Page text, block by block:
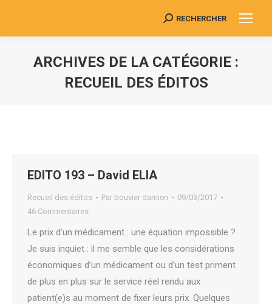
Search:
RECHERCHER
ARCHIVES DE LA CATÉGORIE :
RECUEIL DES ÉDITOS
EDITO 193 – David ELIA
Recueil des éditos Par bouvier damien
09/03/2017
46 Commentaires
Le prix d’un médicament : une équation impossible ?
Je suis inquiet : il me semble que les considérations
économiques d’un médicament ou d’un test priment
de plus en plus sur le service réel rendu aux
patient(e)s au moment de fixer leurs prix. Quelques